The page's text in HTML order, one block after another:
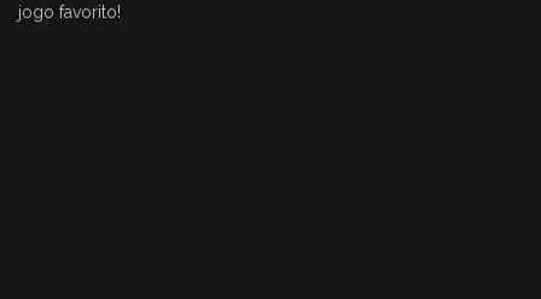
jogo favorito!